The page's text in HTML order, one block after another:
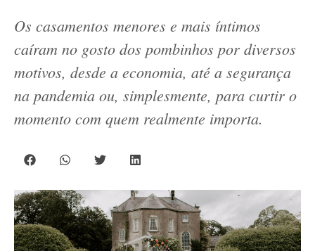
Os casamentos menores e mais íntimos
caíram no gosto dos pombinhos por diversos
motivos, desde a economia, até a segurança
na pandemia ou, simplesmente, para curtir o
momento com quem realmente importa.